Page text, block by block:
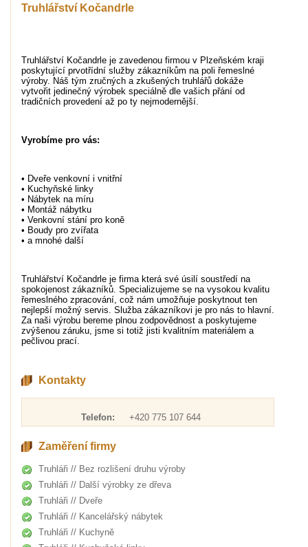
Truhlářství Kočandrle
Truhlářství Kočandrle je zavedenou firmou v Plzeňském kraji
poskytující prvotřídní služby zákazníkům na poli řemeslné
výroby. Náš tým zručných a zkušených truhlářů dokáže
vytvořit jedinečný výrobek speciálně dle vašich přání od
tradičních provedení až po ty nejmodernější.
Vyrobíme pro vás:
• Dveře venkovní i vnitřní
• Kuchyňské linky
• Nábytek na míru
• Montáž nábytku
• Venkovní stání pro koně
• Boudy pro zvířata
• a mnohé další
Truhlářství Kočandrle je firma která své úsilí soustředí na
spokojenost zákazníků. Specializujeme se na vysokou kvalitu
řemeslného zpracování, což nám umožňuje poskytnout ten
nejlepší možný servis. Služba zákazníkovi je pro nás to hlavní.
Za naši výrobu bereme plnou zodpovědnost a poskytujeme
zvýšenou záruku, jsme si totiž jisti kvalitním materiálem a
pečlivou prací.
Kontakty
Telefon: +420 775 107 644
Zaměření firmy
Truhláři // Bez rozlišení druhu výroby
Truhláři // Další výrobky ze dřeva
Truhláři // Dveře
Truhláři // Kancelářský nábytek
Truhláři // Kuchyně